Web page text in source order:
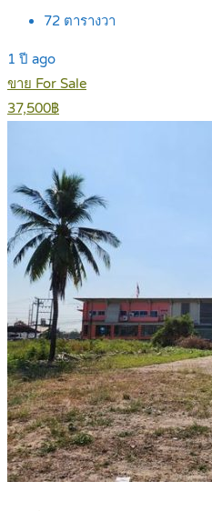
72 ตารางวา
1 ปี ago
ขาย For Sale
37,500฿